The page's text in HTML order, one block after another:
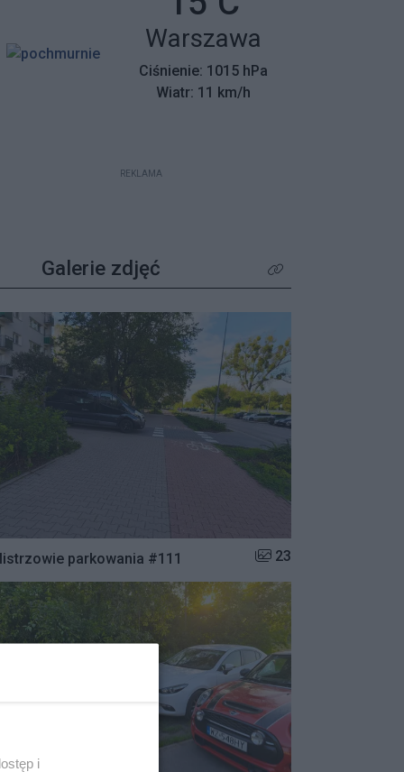
mieszkańców z wyjątkowym
apelem – poszukiwane są osoby,
które pamiętają tamte dni,
wspierały protestujących lub były
Miasto:
Warszawa
Ciśnienie: 1015 hPa
Wiatr: 11 km/h
REKLAMA
Galerie zdjęć Kliknij aby zobaczyć
parkowania #111 Liczba zdjęć w galerii:
23
i